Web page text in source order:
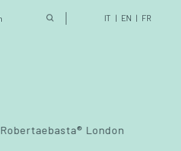
IT EN FR
Robertaebasta® London